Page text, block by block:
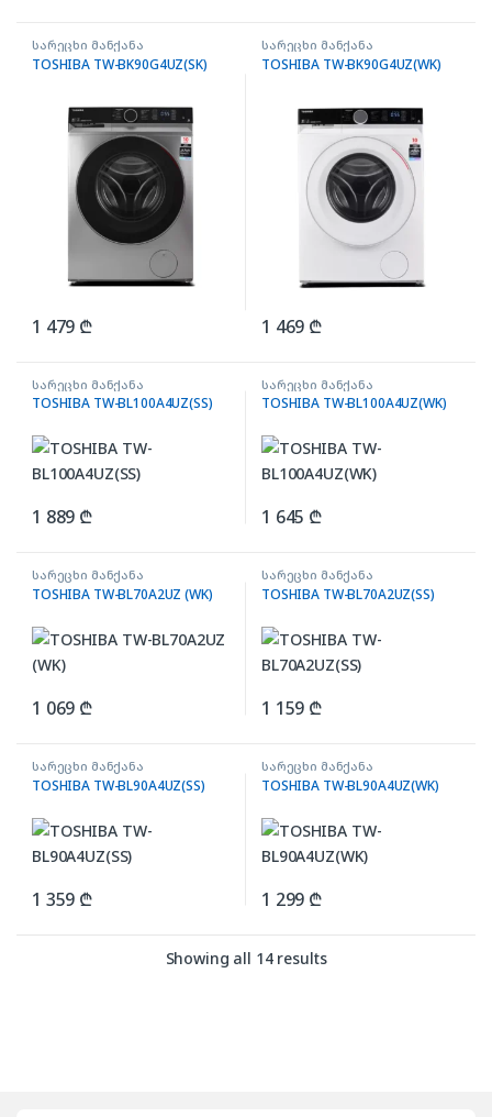
სარეცხი მანქანა
TOSHIBA TW-BK90G4UZ(SK)
1 479 ₾
სარეცხი მანქანა
TOSHIBA TW-BK90G4UZ(WK)
1 469 ₾
სარეცხი მანქანა
TOSHIBA TW-BL100A4UZ(SS)
1 889 ₾
სარეცხი მანქანა
TOSHIBA TW-BL100A4UZ(WK)
1 645 ₾
სარეცხი მანქანა
TOSHIBA TW-BL70A2UZ (WK)
1 069 ₾
სარეცხი მანქანა
TOSHIBA TW-BL70A2UZ(SS)
1 159 ₾
სარეცხი მანქანა
TOSHIBA TW-BL90A4UZ(SS)
1 359 ₾
სარეცხი მანქანა
TOSHIBA TW-BL90A4UZ(WK)
1 299 ₾
Showing all 14 results